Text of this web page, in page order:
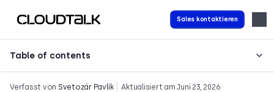
Sales kontaktieren
Table of contents
Verfasst von Svetozár Pavlík Aktualisiert am Juni 23, 2026